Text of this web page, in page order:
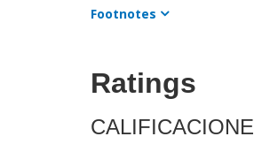
Footnotes
Ratings